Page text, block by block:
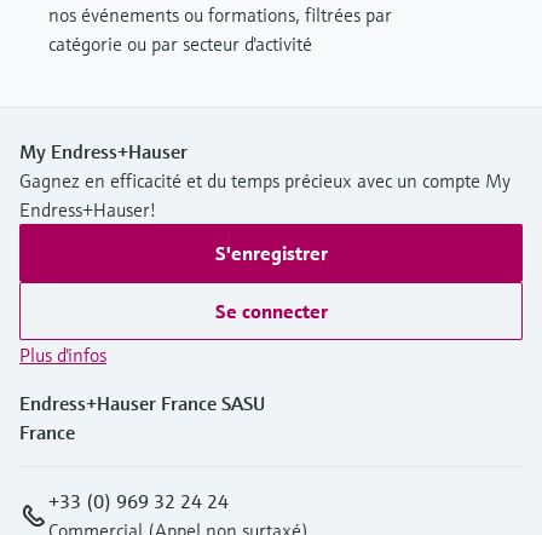
nos événements ou formations, filtrées par
catégorie ou par secteur d'activité
My Endress+Hauser
Gagnez en efficacité et du temps précieux avec un compte My
Endress+Hauser!
S'enregistrer
Se connecter
Plus d'infos
Endress+Hauser France SASU
France
+33 (0) 969 32 24 24